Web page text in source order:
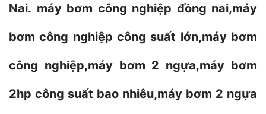
Nai. máy bơm công nghiệp đồng nai,máy
bơm công nghiệp công suất lớn,máy bơm
công nghiệp,máy bơm 2 ngựa,máy bơm
2hp công suất bao nhiêu,máy bơm 2 ngựa